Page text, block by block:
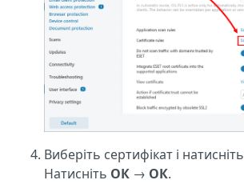
Виберіть сертифікат і натисніть
Натисніть ОК → ОК.